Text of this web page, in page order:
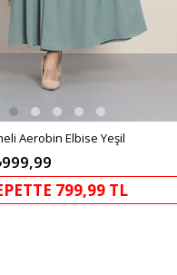
Aerobin Elbise Yeşil
799,99 TL